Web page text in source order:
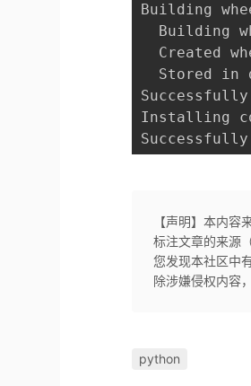
Building
Building
Created
Stored in
Installing
【声明】本内
标注文章的来源
您发现本社区中
除涉嫌侵权内容
python